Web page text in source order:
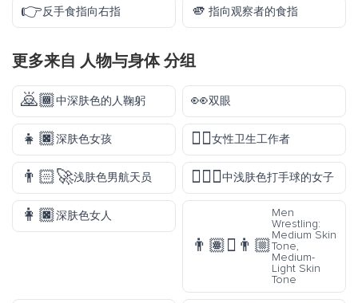
👉反手食指向右指 🫵 指向观察者的食指
更多来自 人物与身体分组
🙇🏾中深肤色的人鞠躬 👀双眼
👧🏿深肤色女孩 👩‍⚕️女性卫生工作者
👨🏻‍🚀浅肤色男航天员 🤾🏼‍♀️中浅肤色打手球的女子
👩🏿深肤色女人
👨🏽‍🫯‍👨🏼
Men
Wrestling:
Medium Skin
Tone,
Medium-
Light Skin
Tone